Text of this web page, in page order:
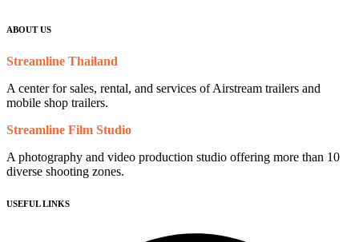
ABOUT US
Streamline Thailand
A center for sales, rental, and services of Airstream trailers and
mobile shop trailers.
Streamline Film Studio
A photography and video production studio offering more than 10
diverse shooting zones.
USEFUL LINKS